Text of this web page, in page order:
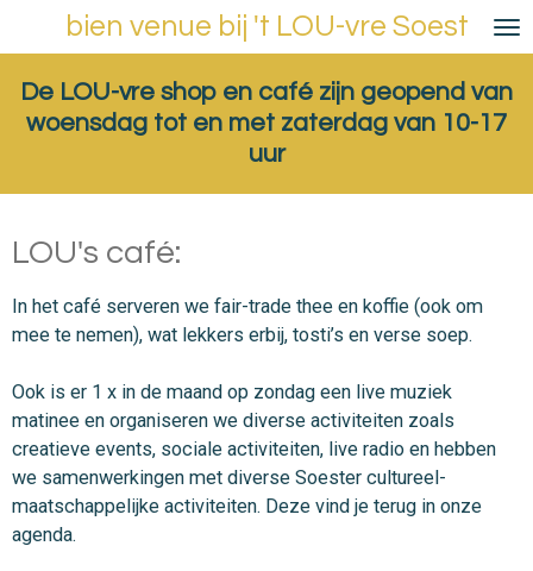
direct
naar
bien venue bij 't LOU-vre Soest
De LOU-vre shop en café zijn geopend van
woensdag tot en met zaterdag van 10-17
uur
LOU's café:
In het café serveren we fair-trade thee en koffie (ook om
mee te nemen), wat lekkers erbij, tosti’s en verse soep.
Ook is er 1 x in de maand op zondag een live muziek
matinee en organiseren we diverse activiteiten zoals
creatieve events, sociale activiteiten, live radio en hebben
we samenwerkingen met diverse Soester cultureel-
maatschappelijke activiteiten. Deze vind je terug in onze
agenda.